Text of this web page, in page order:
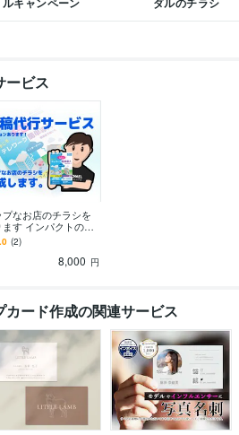
ービス
プなお店のチラシを
す インパクトのあ
インのチラシを作
ます。
(2)
8,000 円
カード作成の関連サービス